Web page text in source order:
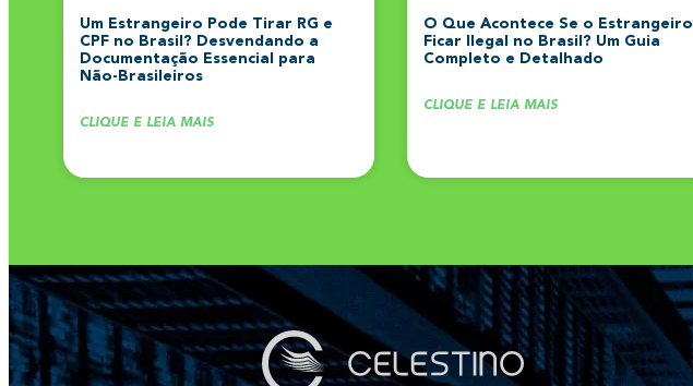
Um Estrangeiro Pode Tirar RG e
CPF no Brasil? Desvendando a
Documentação Essencial para
Não-Brasileiros
CLIQUE E LEIA MAIS
O Que Acontece Se o Estrangeiro
Ficar Ilegal no Brasil? Um Guia
Completo e Detalhado
CLIQUE E LEIA MAIS